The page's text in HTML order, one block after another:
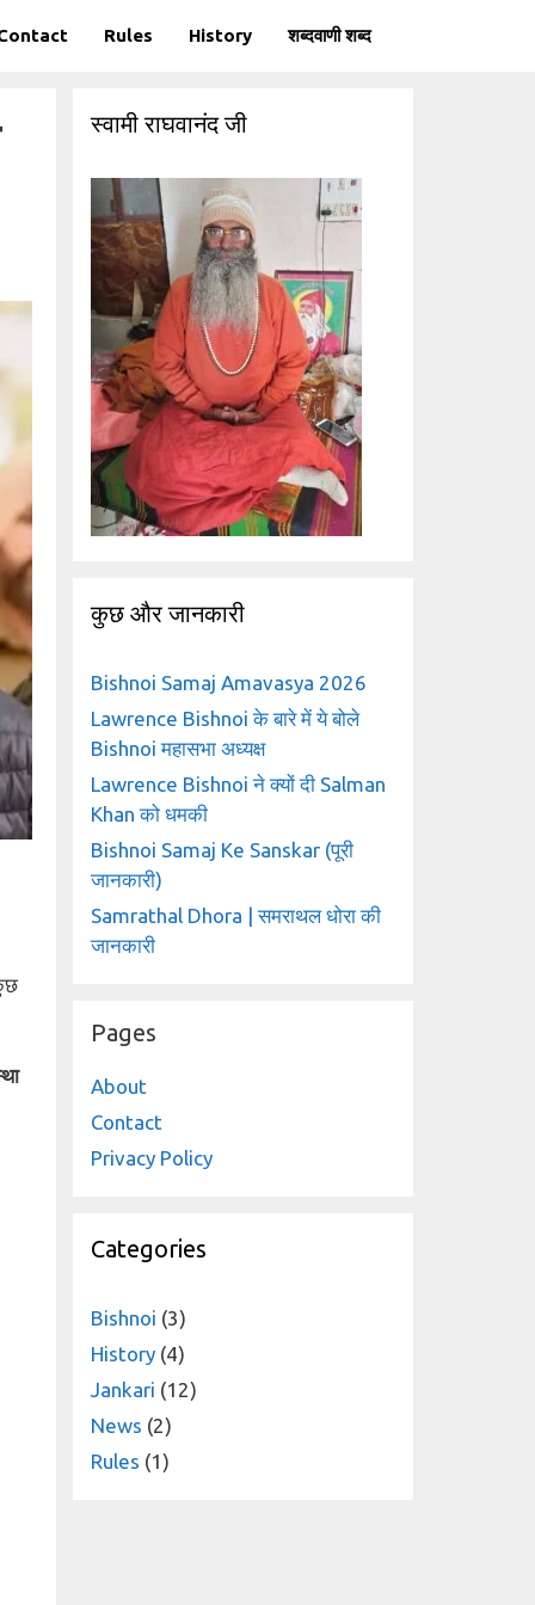
Rules History शब्दवाणी शब्द
स्वामी राघवानंद जी
कुछ और जानकारी
Bishnoi Samaj Amavasya 2026
Lawrence Bishnoi के बारे में ये बोले
Bishnoi महासभा अध्यक्ष
Lawrence Bishnoi ने क्यों दी Salman
Khan को धमकी
Bishnoi Samaj Ke Sanskar (पूरी
जानकारी)
Samrathal Dhora | समराथल धोरा की
जानकारी
Pages
About
Contact
Privacy Policy
Categories
Bishnoi (3)
History (4)
Jankari (12)
News (2)
Rules (1)